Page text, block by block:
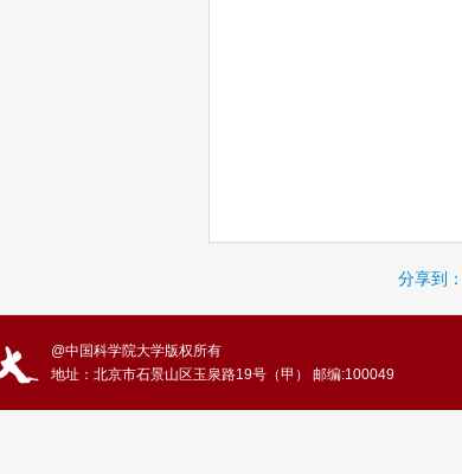
分享到
@中国科学院大学版权所有
地址：北京市石景山区玉泉路19号（甲） 邮编:100049